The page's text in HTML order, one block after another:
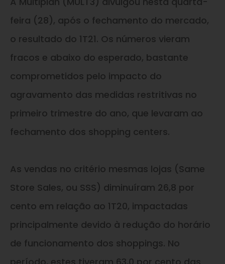
feira (28), após o fechamento do mercado,
o resultado do 1T21. Os números vieram
fracos e abaixo do esperado, bastante
comprometidos pelo impacto do
agravamento das medidas restritivas no
primeiro trimestre do ano, que levaram ao
fechamento dos shopping centers.
As vendas no critério mesmas lojas (Same
Store Sales, ou SSS) diminuíram 26,8 por
cento em relação ao 1T20, impactadas
principalmente devido à redução do horário
de funcionamento dos shoppings. No